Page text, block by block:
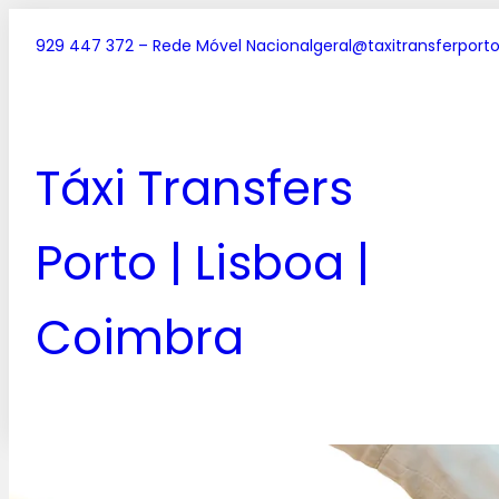
929 447 372 – Rede Móvel Nacional
Táxi Transfers
Porto | Lisboa |
Coimbra